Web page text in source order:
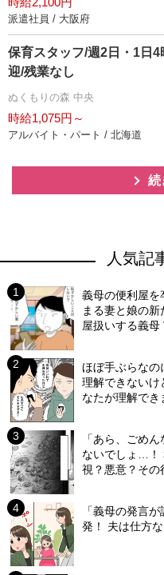
派遣社員 / 大阪府
保育スタッフ/週2日・1日
迎/残業なし
ぬくもりの森 中央
時給1,075円～
アルバイト・パート / 北海道
続
人気記
義母の便利屋を
まる妻と娘の
屋扱いする義母
ほぼ手ぶらなの
理解できないけ
なたが理解でき
「あら、ごめ
ないでしょ…！
視？悪意？その
「義母の発言
発！ 夫は仕方